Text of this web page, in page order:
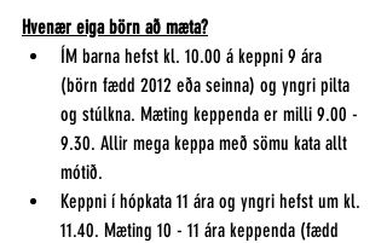
Hvenær eiga börn að mæta?
ÍM barna hefst kl. 10.00 á keppni 9 ára
(börn fædd 2012 eða seinna) og yngri pilta
og stúlkna. Mæting keppenda er milli 9.00 -
9.30. Allir mega keppa með sömu kata allt
mótið.
Keppni í hópkata 11 ára og yngri hefst um kl.
11.40. Mæting 10 - 11 ára keppenda (fædd